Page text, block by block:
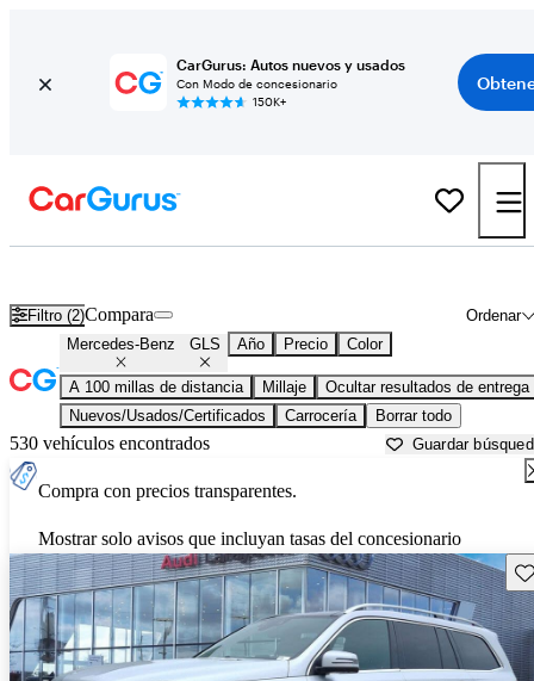
CarGurus: Autos nuevos y usados
Con Modo de concesionario
150K+
Filtro (2) Ordenar
Compara
Mercedes-Benz GLS Año Precio Color
A 100 millas de distancia Millaje
Ocultar resultados de entrega
Nuevos/Usados/Certificados
Carrocería Borrar todo
530 vehículos encontrados Guardar
Compra con precios transparentes.
Mostrar solo avisos que incluyan tasas del concesionario